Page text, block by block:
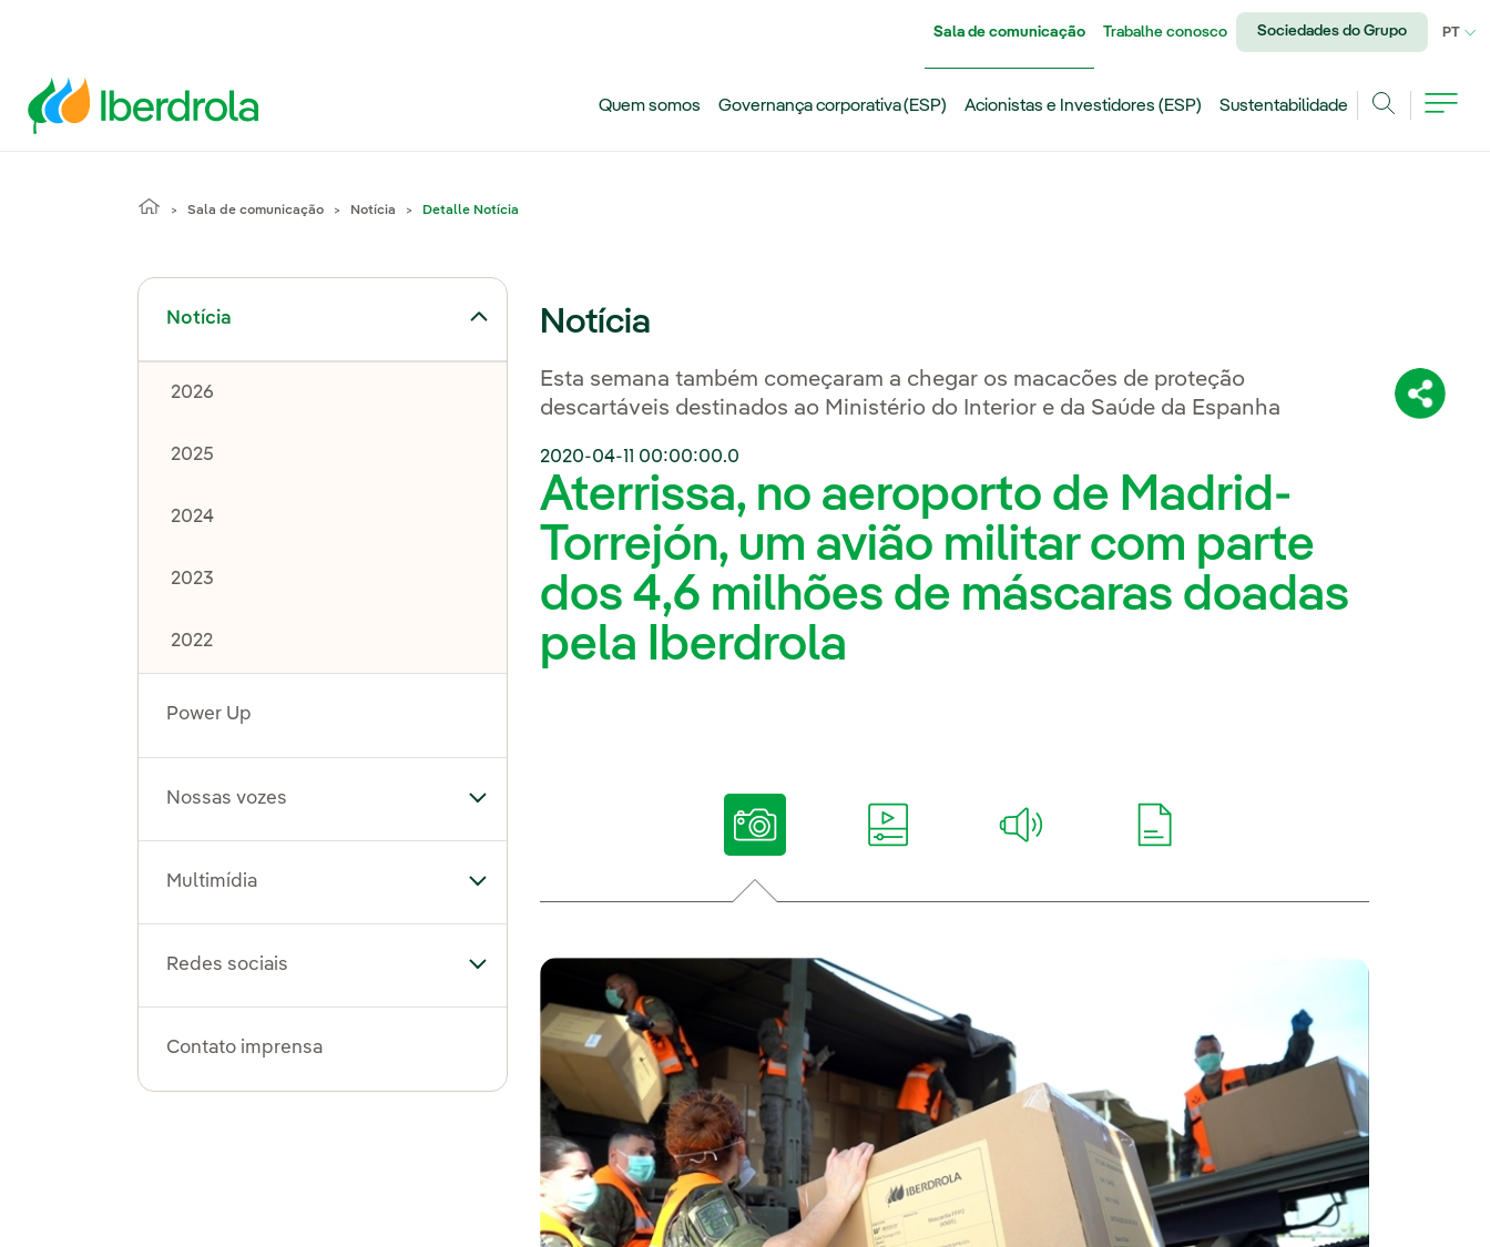
Sala de comunicação Trabalhe conosco Sociedades do Grupo PT
Quem somos Governança corporativa (ESP) Acionistas e Investidores (ESP)
Sustentabilidade
Sala de comunicação Notícia Detalle Notícia
Notícia
Alternar submenu de Notícia
2026
2025
2024
2023
2022
Power Up
Nossas vozes Alternar submenu de Nossas vozes
Multimídia Alternar submenu de Multimídia
Redes sociais Alternar submenu de Redes sociais
Contato imprensa
Notícia
Esta semana também começaram a chegar os macacões de proteção
descartáveis destinados ao Ministério do Interior e da Saúde da Espanha
2020-04-11 00:00:00.0
Aterrissa, no aeroporto de Madrid-
Torrejón, um avião militar com parte
dos 4,6 milhões de máscaras doadas
pela Iberdrola